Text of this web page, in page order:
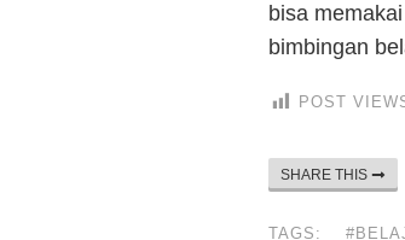
bisa
bimbingan
POST
SHARE THIS
TAGS: